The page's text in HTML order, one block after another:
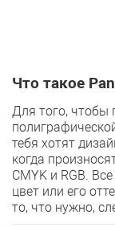
Что такое
Для того, чтобы
тебя хотят
когда
CMYK и RGB.
цвет или его
то, что нужно,